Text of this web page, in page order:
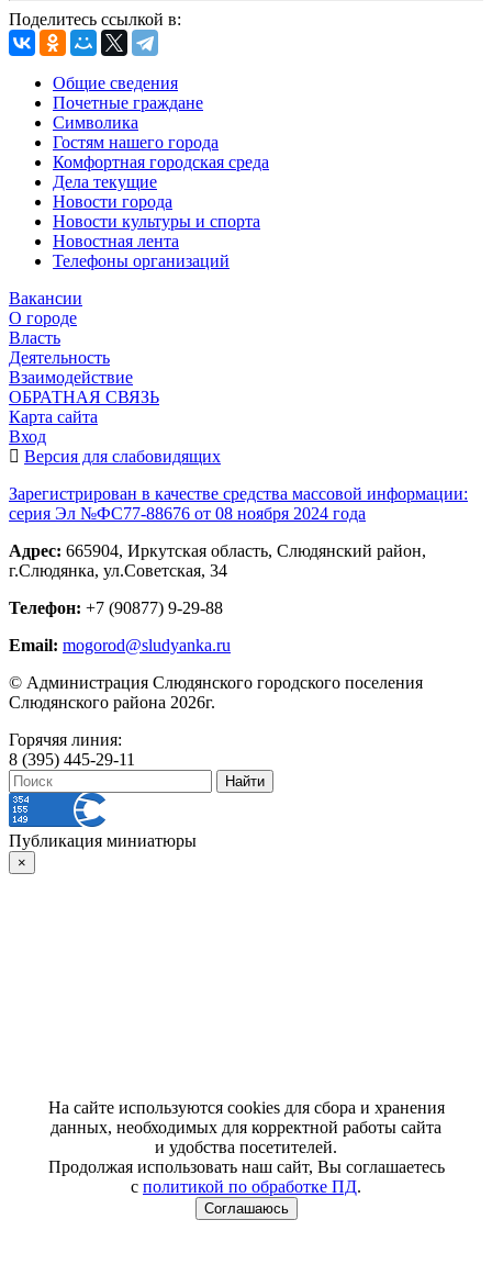
Поделитесь ссылкой в:
Общие сведения
Почетные граждане
Символика
Гостям нашего города
Комфортная городская среда
Дела текущие
Новости города
Новости культуры и спорта
Новостная лента
Телефоны организаций
Вакансии
О городе
Власть
Деятельность
Взаимодействие
ОБРАТНАЯ СВЯЗЬ
Карта сайта
Вход
Версия для слабовидящих
Зарегистрирован в качестве средства массовой информации:
серия Эл №ФС77-88676 от 08 ноября 2024 года
Адрес: 665904, Иркутская область, Слюдянский район,
г.Слюдянка, ул.Советская, 34
Телефон: +7 (90877) 9-29-88
Email: mogorod@sludyanka.ru
© Администрация Слюдянского городского поселения
Слюдянского района 2026г.
Горячяя линия:
8 (395) 445-29-11
Публикация миниатюры
×
На сайте используются cookies для сбора и хранения
данных, необходимых для корректной работы сайта
и удобства посетителей.
Продолжая использовать наш сайт, Вы соглашаетесь
с политикой по обработке ПД.
Соглашаюсь